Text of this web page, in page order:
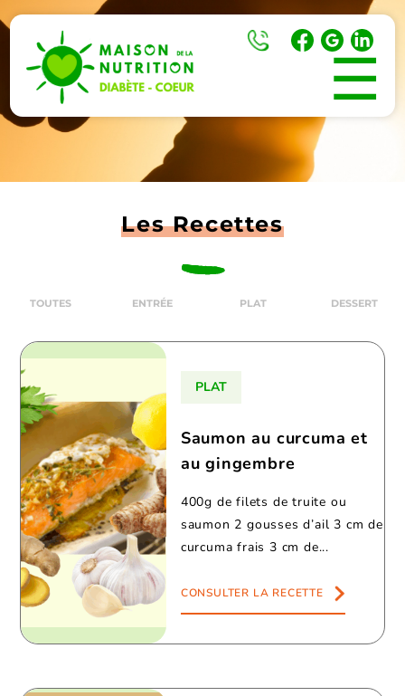
☰
Les Recettes
TOUTES ENTRÉE PLAT DESSERT
PLAT
Saumon au curcuma et
au gingembre
400g de filets de truite ou
saumon 2 gousses d’ail 3 cm de
curcuma frais 3 cm de...
CONSULTER LA RECETTE